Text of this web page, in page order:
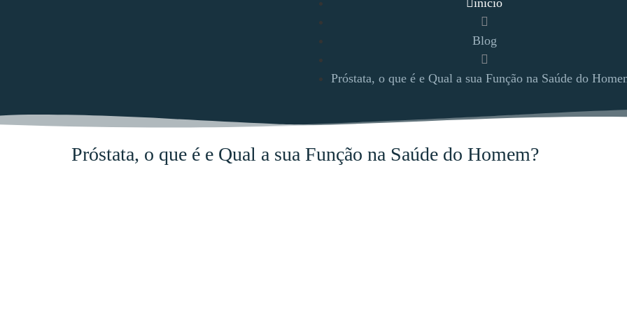
Blog
Próstata, o que é e Qual a sua Função na Saúde do
Próstata, o que é e Qual a sua Função na Saúde do Homem?